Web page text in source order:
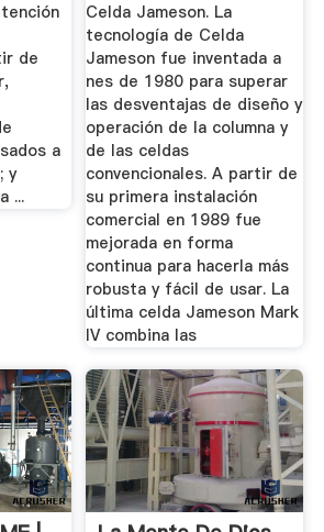
de
a
y
...
Celda Jameson. La
tecnología de Celda
Jameson fue inventada a
nes de 1980 para superar
las desventajas de diseño y
operación de la columna y
de las celdas
convencionales. A partir de
su primera instalación
comercial en 1989 fue
mejorada en forma
continua para hacerla más
robusta y fácil de usar. La
última celda Jameson Mark
IV combina las